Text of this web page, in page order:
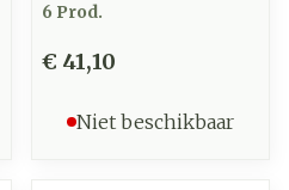
6 Prod.
€ 41,10
Niet beschikbaar